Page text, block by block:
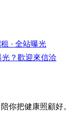
· 全站曝光
？歡迎來信洽
你把健康照顧好。